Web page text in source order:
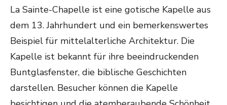
La Sainte-Chapelle ist eine gotische Kapelle aus
dem 13. Jahrhundert und ein bemerkenswertes
Beispiel für mittelalterliche Architektur. Die
Kapelle ist bekannt für ihre beeindruckenden
Buntglasfenster, die biblische Geschichten
darstellen. Besucher können die Kapelle